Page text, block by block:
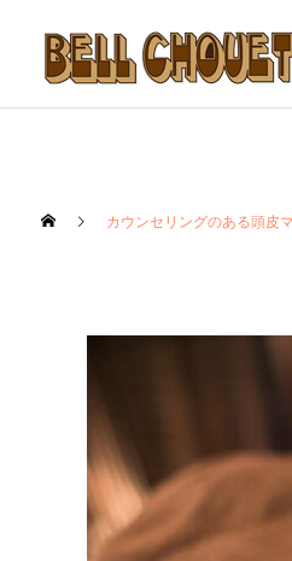
カウンセリングのある頭皮